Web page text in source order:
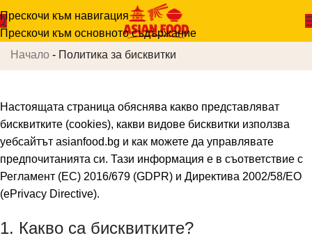
Прескочи към навигация
Прескочи към основното съдържание
Политика за бисквитки
Начало - Политика за бисквитки
Настоящата страница обяснява какво представляват
бисквитките (cookies), какви видове бисквитки използва
уебсайтът asianfood.bg и как можете да управлявате
предпочитанията си. Тази информация е в съответствие с
Регламент (ЕС) 2016/679 (GDPR) и Директива 2002/58/ЕО
(ePrivacy Directive).
1. Какво са бисквитките?